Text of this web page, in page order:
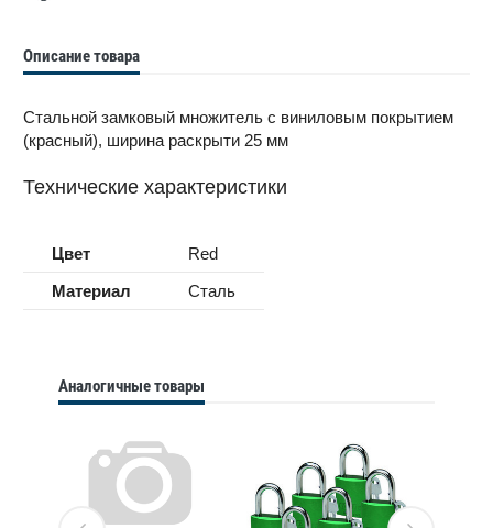
Описание товара
Стальной замковый множитель с виниловым покрытием
(красный), ширина раскрыти 25 мм
Технические характеристики
Цвет
Red
Материал
Сталь
Аналогичные товары